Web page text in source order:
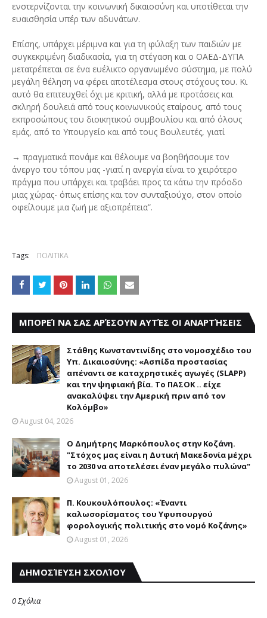
ενστερνίζονται την κοινωνική δικαιοσύνη και υποτίθεται την
ευαισθησία υπέρ των αδυνάτων.
Επίσης, υπάρχει μέριμνα και για τη φύλαξη των παιδιών με
συγκεκριμένη διαδικασία, για τη στέγαση και ο ΟΑΕΔ-ΔΥΠΑ
μετατρέπεται σε ένα ευέλικτο οργανωμένο σύστημα, με πολύ
μεγάλη θέληση να φέρει αποτέλεσμα στους στόχους του. Κι
αυτό θα επιτευχθεί όχι με κριτική, αλλά με προτάσεις και
σκληρή δουλειά από τους κοινωνικούς εταίρους, από τους
εκπροσώπους του διοικητικού συμβουλίου και από όλους
εμάς, από το Υπουργείο και από τους Βουλευτές, γιατί
→ πραγματικά πονάμε και θέλουμε να βοηθήσουμε τον
άνεργο του τόπου μας -γιατί η ανεργία είναι το χειρότερο
πράγμα που υπάρχει και τραβάει προς τα κάτω την πρόοδο
μιας χώρας- όπως επίσης και τον συνταξιούχο, στον οποίο
οφείλουμε μια ζωή με αξιοπρέπεια”.
Tags: ΠΟΛΙΤΙΚΑ
ΜΠΟΡΕΊ ΝΑ ΣΑΣ ΑΡΈΣΟΥΝ ΑΥΤΈΣ ΟΙ ΑΝΑΡΤΉΣΕΙΣ
Στάθης Κωνσταντινίδης στο νομοσχέδιο του
Υπ. Δικαιοσύνης: «Ασπίδα προστασίας
απέναντι σε καταχρηστικές αγωγές (SLAPP)
και την ψηφιακή βία. Το ΠΑΣΟΚ .. είχε
ανακαλύψει την Αμερική πριν από τον
Κολόμβο»
August 04, 2026
Ο Δημήτρης Μαρκόπουλος στην Κοζάνη.
"Στόχος μας είναι η Δυτική Μακεδονία μέχρι
το 2030 να αποτελέσει έναν μεγάλο πυλώνα"
August 01, 2026
Π. Κουκουλόπουλος: «Έναντι
καλωσορίσματος του Υφυπουργού
φορολογικής πολιτικής στο νομό Κοζάνης»
August 01, 2026
ΔΗΜΟΣΊΕΥΣΗ ΣΧΟΛΊΟΥ
0 Σχόλια